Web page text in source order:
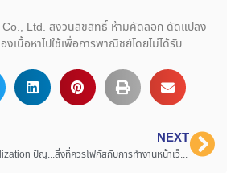
Ltd. สงวนลิขสิทธิ์ ห้ามคัดลอก ดัดแปลง
เนื้อหาไปใช้เพื่อการพาณิชย์โดยไม่ได้รับ
Keyword Cannibalization ปัญหาภายในที่กัดกินการทำ SEO
NEXT
สิ่งที่ควรโฟกัสกับการทำงานหน้าเว็บไซต์ On-Page SEO